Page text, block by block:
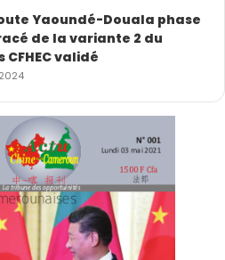
Yaoundé-Douala phase
de la variante 2 du
CFHEC validé